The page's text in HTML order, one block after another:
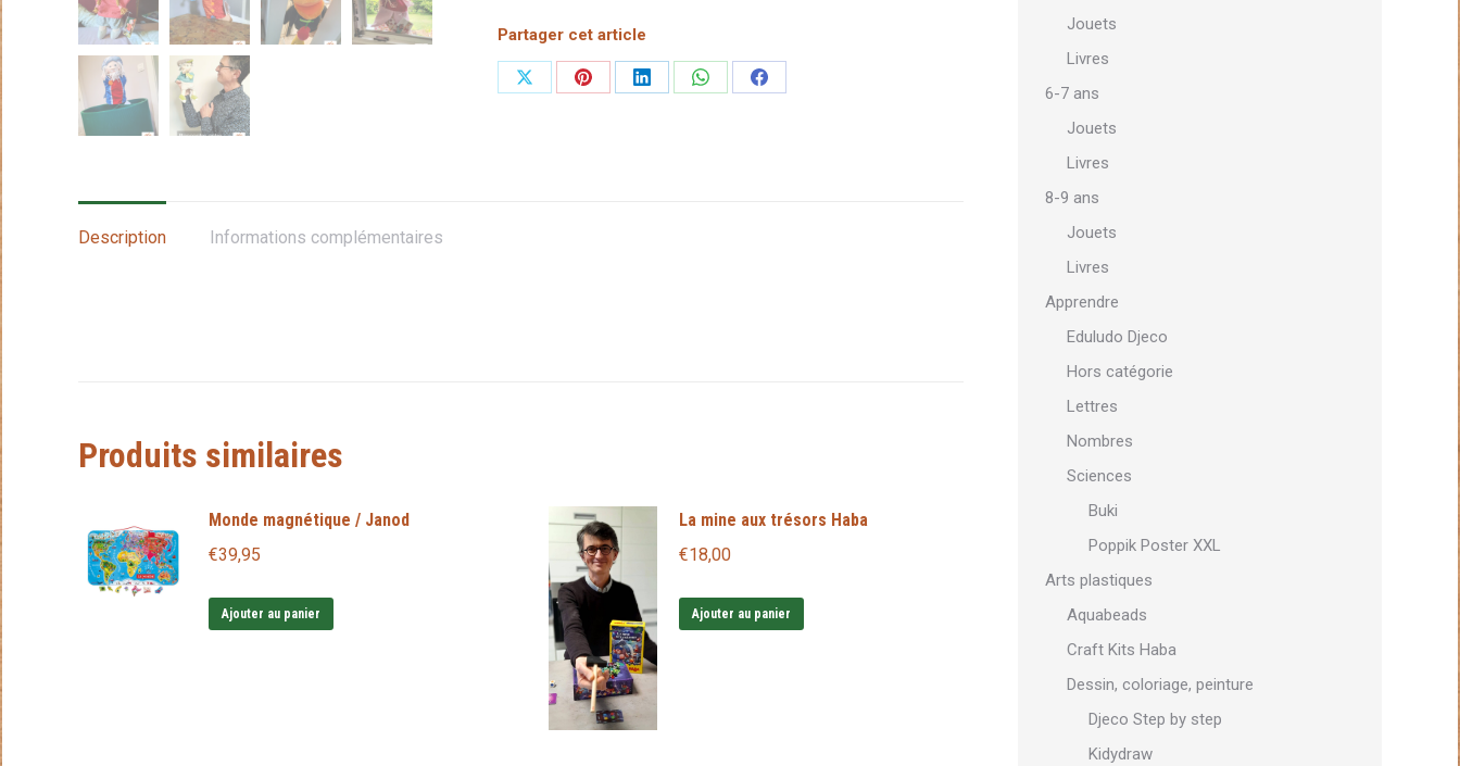
/
Haba
Partager cet article
PartagerPartagerPartagerPartagerPartager
Description Informations complémentaires
Produits similaires
Monde magnétique / Janod
€39,95
Ajouter au panier
La mine aux trésors Haba
€18,00
Ajouter au panier
Jouets
Livres
6-7 ans
Jouets
Livres
8-9 ans
Jouets
Livres
Apprendre
Eduludo Djeco
Hors catégorie
Lettres
Nombres
Sciences
Buki
Poppik Poster XXL
Arts plastiques
Aquabeads
Craft Kits Haba
Dessin, coloriage, peinture
Djeco Step by step
Kidydraw